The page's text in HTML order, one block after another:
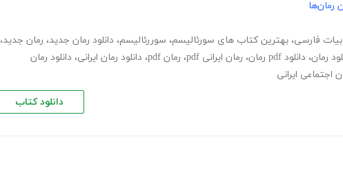
رمان‌ها
فارسی، بهترین کتاب های سورئالیسم، سوررئالیسم، دانلود رمان جدید، رمان جدید،
رمان، دانلود pdf رمان ، رمان ایرانی pdf ، رمان pdf ، دانلود رمان ایرانی، دانلود رمان
اجتماعی ایرانی
دانلود کتاب